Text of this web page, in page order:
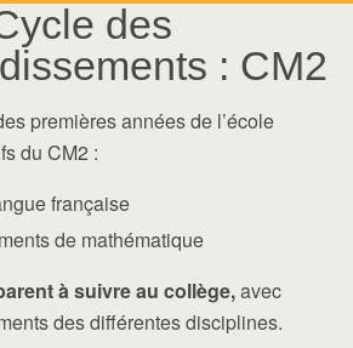
des
: CM2
premières années de l’école
du CM2 :
française
de mathématique
à suivre au collège,avec
des différentes disciplines.